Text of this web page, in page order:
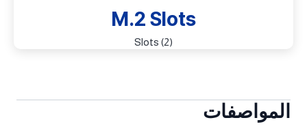
M.2 Slots
(2) Slots
المواصفات